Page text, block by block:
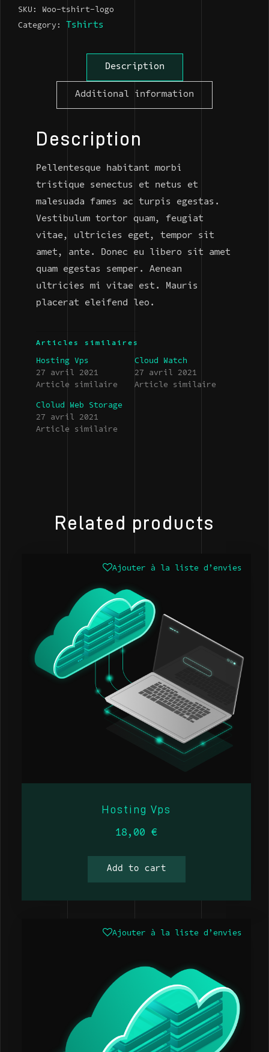
SKU: Woo-tshirt-logo
Category:
Tshirts
Description
Additional information
Description
Pellentesque habitant morbi
tristique senectus et netus et
malesuada fames ac turpis egestas.
Vestibulum tortor quam, feugiat
vitae, ultricies eget, tempor sit
amet, ante. Donec eu libero sit amet
quam egestas semper. Aenean
ultricies mi vitae est. Mauris
placerat eleifend leo.
Articles similaires
Hosting Vps
27 avril 2021
Article similaire
Cloud Watch
27 avril 2021
Article similaire
Clolud Web Storage
27 avril 2021
Article similaire
Related products
Hosting Vps
18,00€
Ajouter à la liste d’envies
Add to cart
Ajouter à la liste d’envies